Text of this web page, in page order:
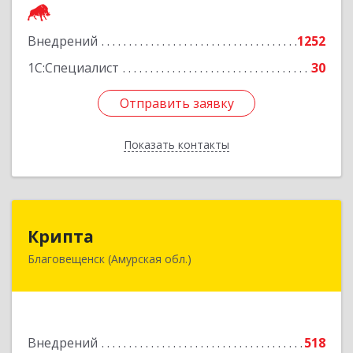
Внедрений
1252
1С:Специалист
30
Отправить заявку
Показать контакты
Отправить заявку
Назад
Крипта
Благовещенск (Амурская обл.)
Внедрений 518
675000, Амурская обл, Благовещенск г,